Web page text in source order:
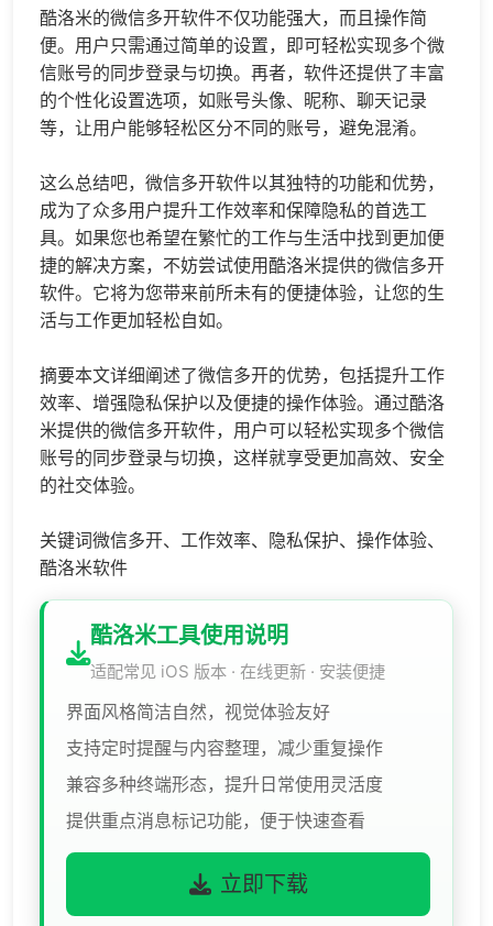
酷洛米的微信多开软件不仅功能强大，而且操作简
便。用户只需通过简单的设置，即可轻松实现多个微
信账号的同步登录与切换。再者，软件还提供了丰富
的个性化设置选项，如账号头像、昵称、聊天记录
等，让用户能够轻松区分不同的账号，避免混淆。
这么总结吧，微信多开软件以其独特的功能和优势，
成为了众多用户提升工作效率和保障隐私的首选工
具。如果您也希望在繁忙的工作与生活中找到更加便
捷的解决方案，不妨尝试使用酷洛米提供的微信多开
软件。它将为您带来前所未有的便捷体验，让您的生
活与工作更加轻松自如。
摘要本文详细阐述了微信多开的优势，包括提升工作
效率、增强隐私保护以及便捷的操作体验。通过酷洛
米提供的微信多开软件，用户可以轻松实现多个微信
账号的同步登录与切换，这样就享受更加高效、安全
的社交体验。
关键词微信多开、工作效率、隐私保护、操作体验、
酷洛米软件
酷洛米工具使用说明
适配常见 iOS 版本 · 在线更新 · 安装便捷
界面风格简洁自然，视觉体验友好
支持定时提醒与内容整理，减少重复操作
兼容多种终端形态，提升日常使用灵活度
提供重点消息标记功能，便于快速查看
立即下载